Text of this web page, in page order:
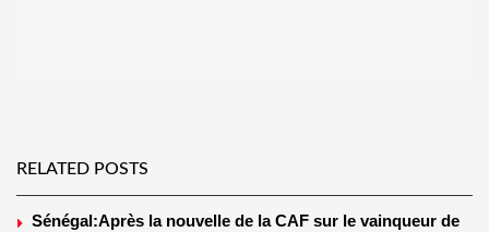
RELATED POSTS
Sénégal:Après la nouvelle de la CAF sur le vainqueur de